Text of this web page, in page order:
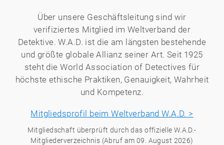
Über unsere Geschäftsleitung sind wir
verifiziertes Mitglied im Weltverband der
Detektive. W.A.D. ist die am längsten bestehende
und größte globale Allianz seiner Art. Seit 1925
steht die World Association of Detectives für
höchste ethische Praktiken, Genauigkeit, Wahrheit
und Kompetenz.
Mitgliedsprofil beim Weltverband W.A.D. >
Mitgliedschaft überprüft durch das offizielle W.A.D.-
Mitgliederverzeichnis (Abruf am 09. August 2026)